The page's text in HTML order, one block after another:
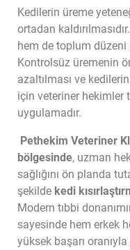
Kedilerin üreme
ortadan
hem de toplum düzeni
Kontrolsüz üremenin
azaltılması ve
için veteriner hekimler
uygulamadır.
Pethekim Veteriner
bölgesinde, uzman
sağlığını ön planda
şekilde kedi
Modern tıbbi
sayesinde hem erkek
yüksek başarı